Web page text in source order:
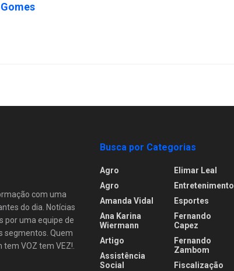
com uma
do dia. Notícias
por uma equipe de
segmentos. Quem
VOZ tem VEZ!.
Busca por Categorias
Agro
Agro
Amanda Vidal
Ana Karina
Wiermann
Artigo
Assistência
Social
Elimar Leal
Entretenimento
Esportes
Fernando
Capez
Fernando
Zambom
Fiscalização